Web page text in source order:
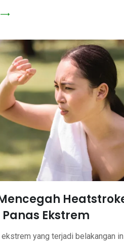
Ekstrem
ekstrem yang terjadi belakangan